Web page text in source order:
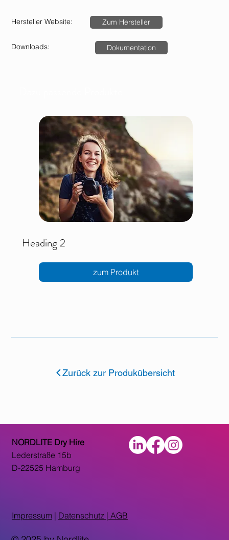
Hersteller Website: Zum Hersteller
Downloads: Dokumentation
Heading 2
zum Produkt
Zurück zur Produkübersicht
NORDLITE Dry Hire
Lederstraße 15b
D-22525 Hamburg
Impressum| Datenschutz | AGB